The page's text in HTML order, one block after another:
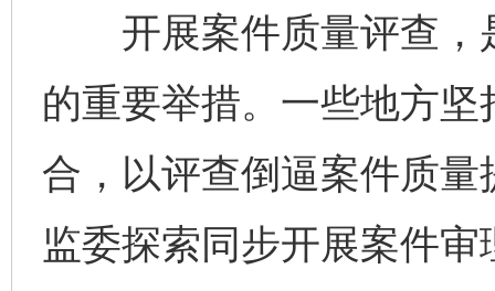
开展案件质量评查，
的重要举措。一些地方
合，以评查倒逼案件质
监委探索同步开展案件